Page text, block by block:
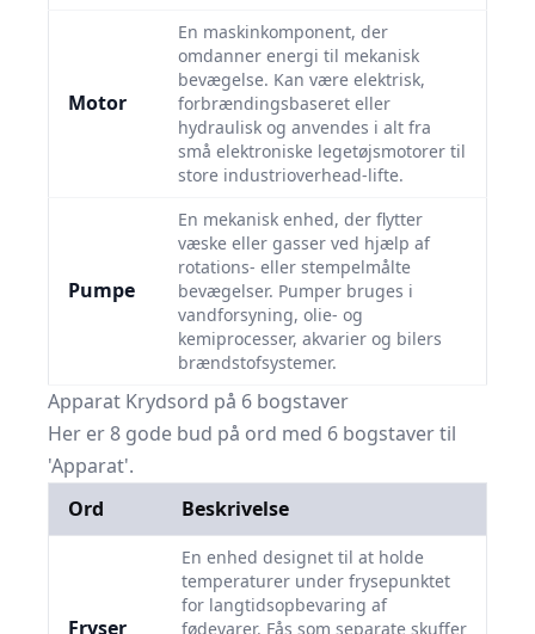
Motor
En maskinkomponent, der
omdanner energi til mekanisk
bevægelse. Kan være elektrisk,
forbrændingsbaseret eller
hydraulisk og anvendes i alt fra
små elektroniske legetøjsmotorer til
store industrioverhead-lifte.
Pumpe
En mekanisk enhed, der flytter
væske eller gasser ved hjælp af
rotations- eller stempelmålte
bevægelser. Pumper bruges i
vandforsyning, olie- og
kemiprocesser, akvarier og bilers
brændstofsystemer.
Apparat Krydsord på 6 bogstaver
Her er 8 gode bud på ord med 6 bogstaver til
'Apparat'.
Ord
Beskrivelse
Fryser
En enhed designet til at holde
temperaturer under frysepunktet
for langtidsopbevaring af
fødevarer. Fås som separate skuffer